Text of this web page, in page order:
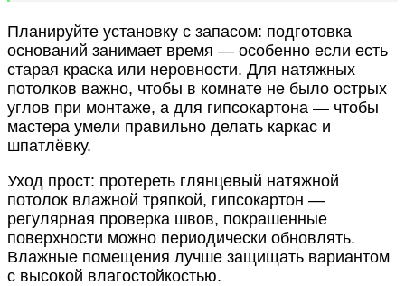
Планируйте установку с запасом: подготовка
оснований занимает время — особенно если есть
старая краска или неровности. Для натяжных
потолков важно, чтобы в комнате не было острых
углов при монтаже, а для гипсокартона — чтобы
мастера умели правильно делать каркас и
шпатлёвку.
Уход прост: протереть глянцевый натяжной
потолок влажной тряпкой, гипсокартон —
регулярная проверка швов, покрашенные
поверхности можно периодически обновлять.
Влажные помещения лучше защищать вариантом
с высокой влагостойкостью.